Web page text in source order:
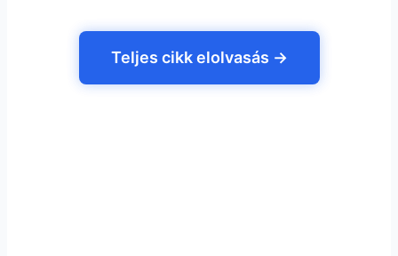
Teljes cikk elolvasás →